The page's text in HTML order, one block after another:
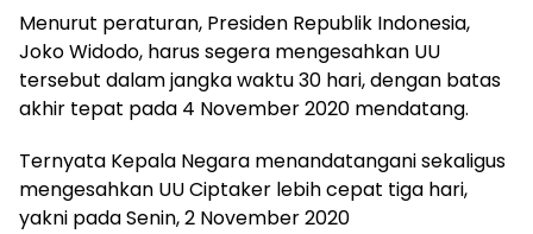
Menurut peraturan, Presiden Republik Indonesia,
Joko Widodo, harus segera mengesahkan UU
tersebut dalam jangka waktu 30 hari, dengan batas
akhir tepat pada 4 November 2020 mendatang.
Ternyata Kepala Negara menandatangani sekaligus
mengesahkan UU Ciptaker lebih cepat tiga hari,
yakni pada Senin, 2 November 2020